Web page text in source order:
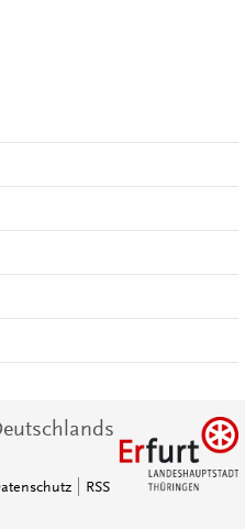
RSS